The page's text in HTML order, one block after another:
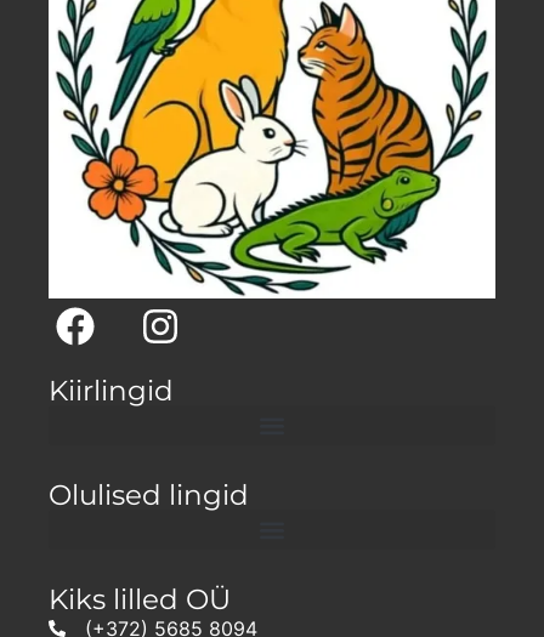
Kiirlingid
Olulised lingid
Kiks lilled OÜ
(+372) 5685 8094